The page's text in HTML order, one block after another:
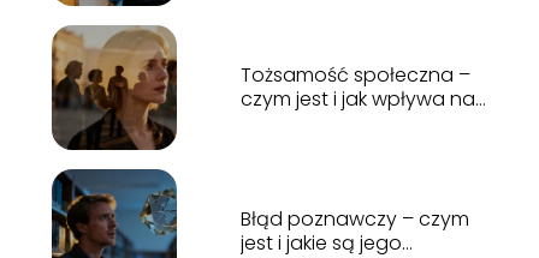
Tożsamość społeczna –
czym jest i jak wpływa na
Błąd poznawczy – czym
jest i jakie są jego